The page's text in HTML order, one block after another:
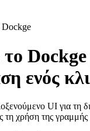
Dockge
Dockge
ενός
UI για τη
τη χρήση της γραμμής